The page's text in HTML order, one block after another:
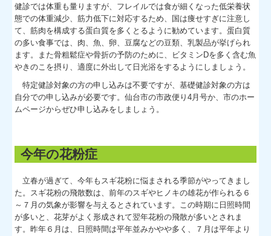
健診では体重も量りますが、フレイルでは食が細くなった低栄養状
態での体重減少、筋力低下に対応するため、国は痩せすぎに注意し
て、筋肉を構成する蛋白質を多くとるように勧めています。蛋白質
の多い食事では、肉、魚、卵、豆腐などの豆類、乳製品が挙げられ
ます。また骨粗鬆症や骨折の予防のために、ビタミンDを多く含む魚
やきのこを摂り、適度に外出して日光浴をするようにしましょう。
特定健診対象の方の申し込みは不要ですが、基礎健診対象の方は
自分での申し込みが必要です。仙台市の市政便り4月号か、市のホー
ムページからぜひ申し込みをしましょう。
今年の花粉症
立春が過ぎて、今年もスギ花粉に悩まされる季節がやってきまし
た。スギ花粉の飛散数は、前年のスギやヒノキの雄花が作られる６
～７月の気象が影響を与えるとされています。この時期に日照時間
が多いと、花芽がよく形成されて翌年花粉の飛散が多いとされま
す。昨年６月は、日照時間は平年並みかやや多く、７月は平年より